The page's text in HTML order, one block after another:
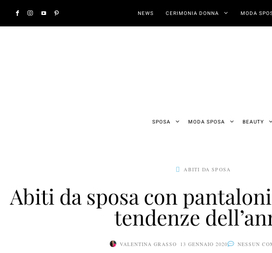
NEWS CERIMONIA DONNA MODA
SPOSA MODA SPOSA BEAUTY
ABITI DA SPOSA
Abiti da sposa con
tendenze
VALENTINA GRASSO 13 GENNAIO 2020 NESSUN